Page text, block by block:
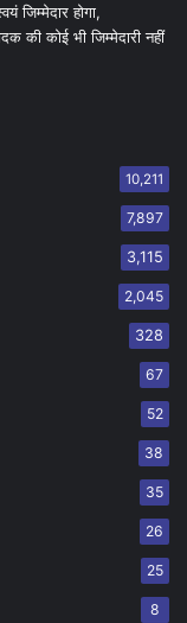
जिम्मेदार होगा,
कोई भी जिम्मेदारी नहीं
10,211
7,897
3,115
2,045
328
67
52
38
35
26
25
8